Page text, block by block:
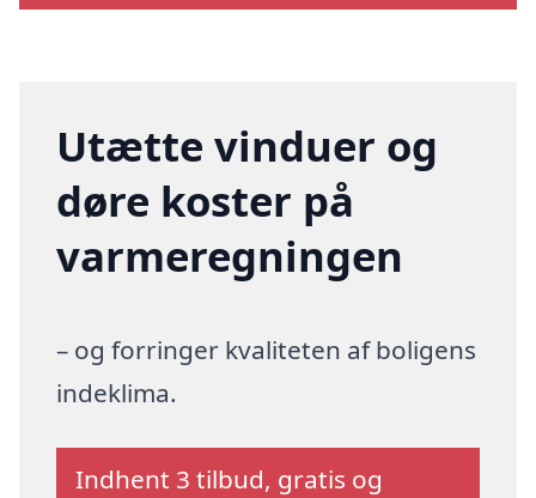
Utætte vinduer og
døre koster på
varmeregningen
– og forringer kvaliteten af boligens
indeklima.
Indhent 3 tilbud, gratis og